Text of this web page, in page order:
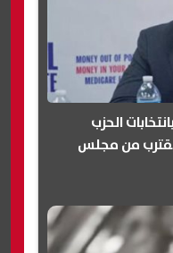
الحزب
من مجلس